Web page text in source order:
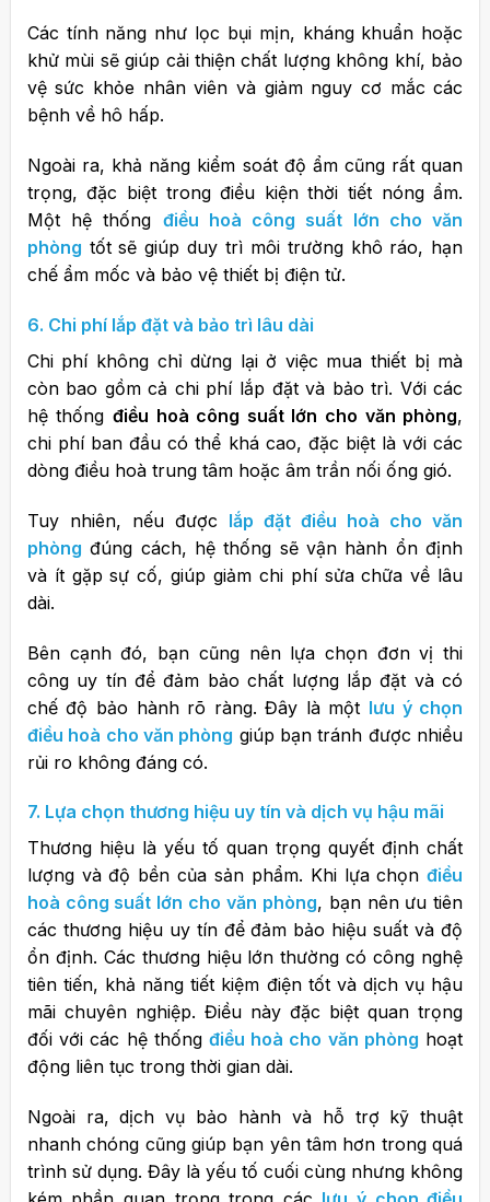
Các tính năng như lọc bụi mịn, kháng khuẩn hoặc
khử mùi sẽ giúp cải thiện chất lượng không khí, bảo
vệ sức khỏe nhân viên và giảm nguy cơ mắc các
bệnh về hô hấp.
Ngoài ra, khả năng kiểm soát độ ẩm cũng rất quan
trọng, đặc biệt trong điều kiện thời tiết nóng ẩm.
Một hệ thống điều hoà công suất lớn cho văn
phòng tốt sẽ giúp duy trì môi trường khô ráo, hạn
chế ẩm mốc và bảo vệ thiết bị điện tử.
6. Chi phí lắp đặt và bảo trì lâu dài
Chi phí không chỉ dừng lại ở việc mua thiết bị mà
còn bao gồm cả chi phí lắp đặt và bảo trì. Với các
hệ thống điều hoà công suất lớn cho văn phòng,
chi phí ban đầu có thể khá cao, đặc biệt là với các
dòng điều hoà trung tâm hoặc âm trần nối ống gió.
Tuy nhiên, nếu được lắp đặt điều hoà cho văn
phòng đúng cách, hệ thống sẽ vận hành ổn định
và ít gặp sự cố, giúp giảm chi phí sửa chữa về lâu
dài.
Bên cạnh đó, bạn cũng nên lựa chọn đơn vị thi
công uy tín để đảm bảo chất lượng lắp đặt và có
chế độ bảo hành rõ ràng. Đây là một lưu ý chọn
điều hoà cho văn phòng giúp bạn tránh được nhiều
rủi ro không đáng có.
7. Lựa chọn thương hiệu uy tín và dịch vụ hậu mãi
Thương hiệu là yếu tố quan trọng quyết định chất
lượng và độ bền của sản phẩm. Khi lựa chọnđiều
hoà công suất lớn cho văn phòng, bạn nên ưu tiên
các thương hiệu uy tín để đảm bảo hiệu suất và độ
ổn định. Các thương hiệu lớn thường có công nghệ
tiên tiến, khả năng tiết kiệm điện tốt và dịch vụ hậu
mãi chuyên nghiệp. Điều này đặc biệt quan trọng
đối với các hệ thống điều hoà cho văn phòng hoạt
động liên tục trong thời gian dài.
Ngoài ra, dịch vụ bảo hành và hỗ trợ kỹ thuật
nhanh chóng cũng giúp bạn yên tâm hơn trong quá
trình sử dụng. Đây là yếu tố cuối cùng nhưng không